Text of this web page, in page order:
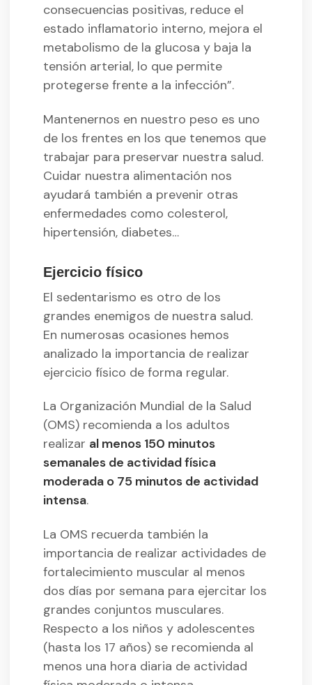
consecuencias positivas, reduce el
estado inflamatorio interno, mejora el
metabolismo de la glucosa y baja la
tensión arterial, lo que permite
protegerse frente a la infección”.
Mantenernos en nuestro peso es uno
de los frentes en los que tenemos que
trabajar para preservar nuestra salud.
Cuidar nuestra alimentación nos
ayudará también a prevenir otras
enfermedades como colesterol,
hipertensión, diabetes…
Ejercicio físico
El sedentarismo es otro de los
grandes enemigos de nuestra salud.
En numerosas ocasiones hemos
analizado la importancia de realizar
ejercicio físico de forma regular.
La Organización Mundial de la Salud
(OMS) recomienda a los adultos
realizar al menos 150 minutos
semanales de actividad física
moderada o 75 minutos de actividad
intensa.
La OMS recuerda también la
importancia de realizar actividades de
fortalecimiento muscular al menos
dos días por semana para ejercitar los
grandes conjuntos musculares.
Respecto a los niños y adolescentes
(hasta los 17 años) se recomienda al
menos una hora diaria de actividad